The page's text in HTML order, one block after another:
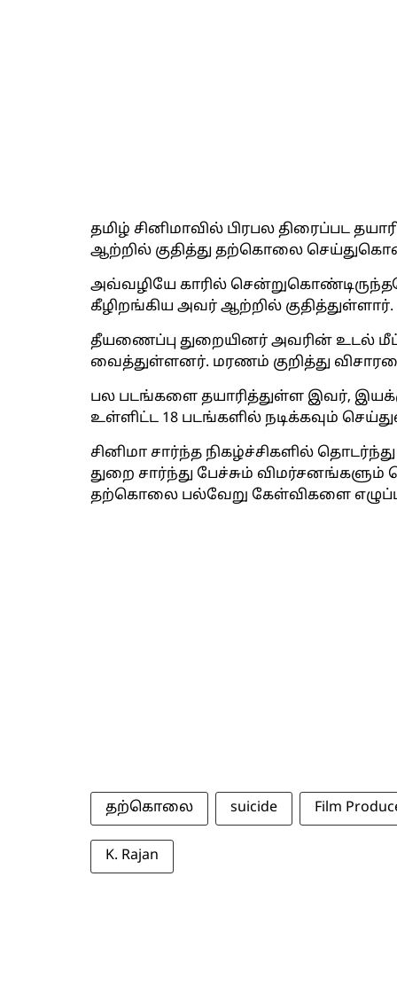
தமிழ் சினிமாவில் பிரபல திரைப்பட
ஆற்றில் குதித்து தற்கொலை
அவ்வழியே காரில்
கீழிறங்கிய அவர் ஆற்றில் குதித்துள்ளார்.
தீயணைப்பு துறையினர் அவரின் உடல்
வைத்துள்ளனர். மரணம் குறித்து
பல படங்களை தயாரித்துள்ள இவர்,
உள்ளிட்ட 18 படங்களில் நடிக்கவும்
சினிமா சார்ந்த நிகழ்ச்சிகளில்
துறை சார்ந்து பேச்சும் விமர்சனங்களும்
தற்கொலை பல்வேறு கேள்விகளை
தற்கொலை suicide Film
K. Rajan